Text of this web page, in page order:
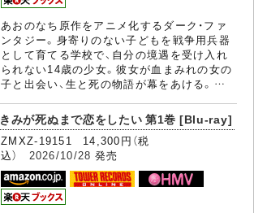
あおのなち原作をアニメ化するダーク・ファ
ンタジー。身寄りのない子どもを戦争用兵器
として育てる学校で、自分の境遇を受け入れ
られない14歳の少女。彼女が血まみれの女の
子と出会い、生と死の物語が幕をあける。…
きみが死ぬまで恋をしたい 第1巻 [Blu-ray]
ZMXZ-19151 14,300円（税
込） 2026/10/28 発売